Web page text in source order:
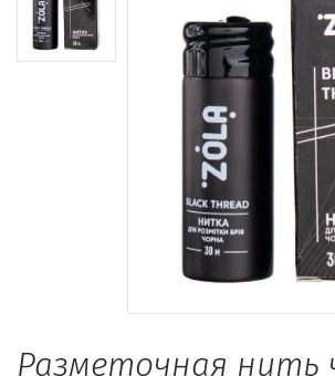
Разметочная нить